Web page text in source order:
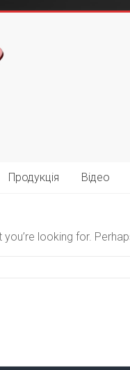
Продукція Відео
looking for.